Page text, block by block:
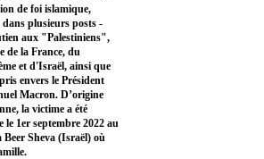
de foi islamique,
dans plusieurs posts -
aux "Palestiniens",
de la France, du
et d'Israël, ainsi que
envers le Président
Macron. D’origine
la victime a été
le 1er septembre 2022 au
Beer Sheva (Israël) où